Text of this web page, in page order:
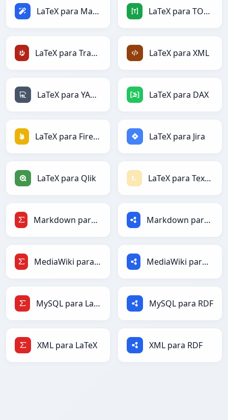
LaTeX para Magic LaTeX para TOML
LaTeX para TracWiki LaTeX para XML
LaTeX para YAML LaTeX para DAX
LaTeX para Firebase LaTeX para Jira
LaTeX para Qlik LaTeX para Textile
Markdown para LaTeX Markdown para RDF
MediaWiki para LaTeX MediaWiki para RDF
MySQL para LaTeX MySQL para RDF
XML para LaTeX XML para RDF